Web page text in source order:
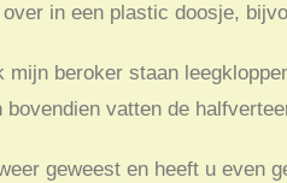
in een plastic doosje,
mijn beroker staan
vatten de
geweest en heeft u even